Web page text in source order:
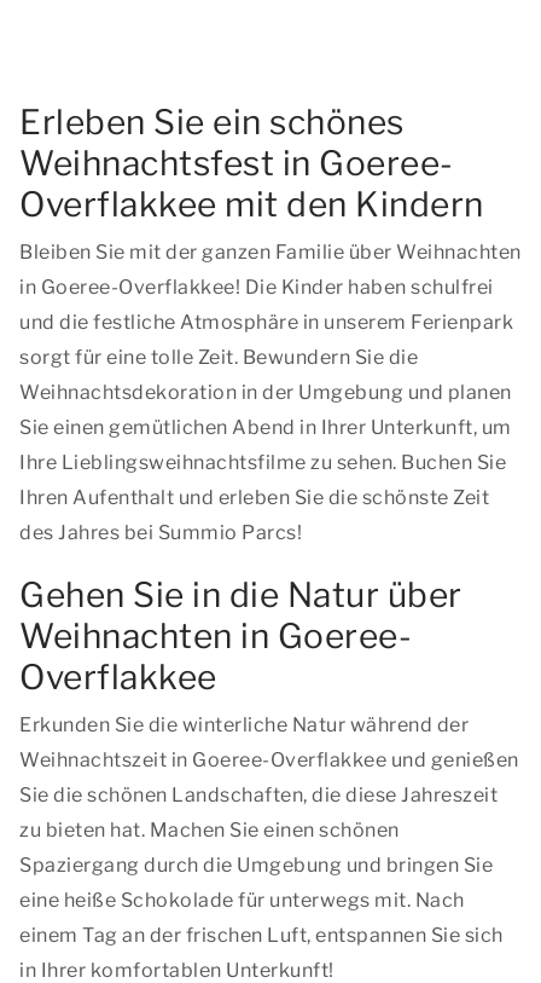
Erleben Sie ein schönes
Weihnachtsfest in Goeree-
Overflakkee mit den Kindern
Bleiben Sie mit der ganzen Familie über Weihnachten
in Goeree-Overflakkee! Die Kinder haben schulfrei
und die festliche Atmosphäre in unserem Ferienpark
sorgt für eine tolle Zeit. Bewundern Sie die
Weihnachtsdekoration in der Umgebung und planen
Sie einen gemütlichen Abend in Ihrer Unterkunft, um
Ihre Lieblingsweihnachtsfilme zu sehen. Buchen Sie
Ihren Aufenthalt und erleben Sie die schönste Zeit
des Jahres bei Summio Parcs!
Gehen Sie in die Natur über
Weihnachten in Goeree-
Overflakkee
Erkunden Sie die winterliche Natur während der
Weihnachtszeit in Goeree-Overflakkee und genießen
Sie die schönen Landschaften, die diese Jahreszeit
zu bieten hat. Machen Sie einen schönen
Spaziergang durch die Umgebung und bringen Sie
eine heiße Schokolade für unterwegs mit. Nach
einem Tag an der frischen Luft, entspannen Sie sich
in Ihrer komfortablen Unterkunft!